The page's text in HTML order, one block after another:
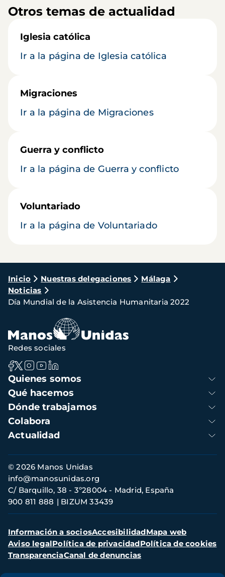
Otros temas de actualidad
Iglesia católica
Ir a la página de Iglesia católica
Migraciones
Ir a la página de Migraciones
Guerra y conflicto
Ir a la página de Guerra y conflicto
Voluntariado
Ir a la página de Voluntariado
Ruta
de
navegación
Inicio Nuestras delegaciones
Málaga
Noticias
Día Mundial de la Asistencia Humanitaria 2022
Navegación
principal
Quienes somos
Qué hacemos
Dónde trabajamos
Colabora
Actualidad
Redes sociales
Información
de
contacto
© 2026 Manos Unidas
C/ Barquillo, 38 - 3º28004 - Madrid, España
900 811 888
BIZUM 33439
info@manosunidas.org
Menú
secundario
Información a sociosAccesibilidadMapa web
Aviso legalPolítica de privacidadPolítica de cookies
TransparenciaCanal de denuncias